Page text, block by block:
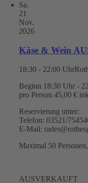
Sa.
21
Nov.
2026
Käse & Wein
18:30 - 22:00 Uhr
Beginn 18:30 Uhr -
pro Person 45,00 €
Reservierung unter:
Telefon: 03521/
E-Mail:
Maximal 50
AUSVERKAUFT